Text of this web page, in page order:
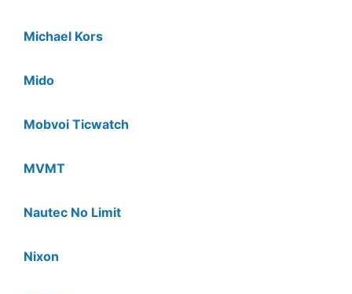
Michael Kors
Mido
Mobvoi Ticwatch
MVMT
Nautec No Limit
Nixon